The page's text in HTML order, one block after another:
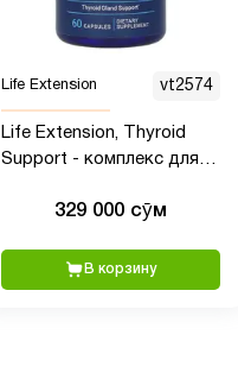
Life Extension vt2574
Life Extension, Thyroid
Support - комплекс для
щитовидной железы, 60
329 000 сӯм
В корзину